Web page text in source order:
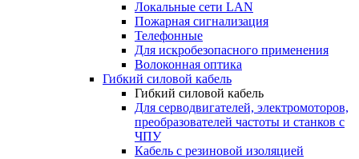
Локальные сети LAN
Пожарная сигнализация
Телефонные
Для искробезопасного применения
Волоконная оптика
Гибкий силовой кабель
Гибкий силовой кабель
Для серводвигателей, электромоторов,
преобразователей частоты и станков с
ЧПУ
Кабель с резиновой изоляцией